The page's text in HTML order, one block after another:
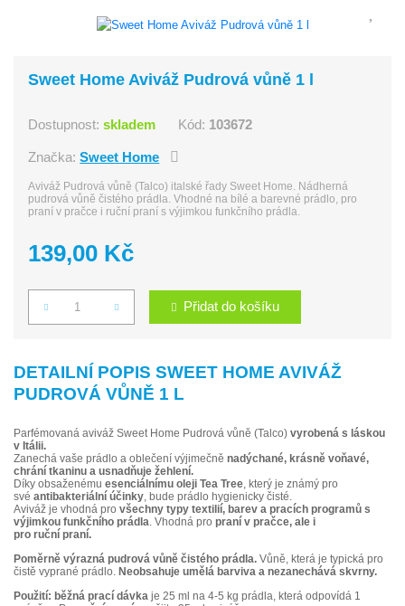
Sweet Home Aviváž Pudrová vůně 1 l
Dostupnost:skladem Kód: 103672
Značka:Sweet Home
Aviváž Pudrová vůně (Talco) italské řady Sweet Home. Nádherná
pudrová vůně čistého prádla. Vhodné na bílé a barevné prádlo, pro
praní v pračce i ruční praní s výjimkou funkčního prádla.
139,00 Kč
Počet Přidat do košíku
DETAILNÍ POPIS SWEET HOME AVIVÁŽ
PUDROVÁ VŮNĚ 1 L
Parfémovaná aviváž Sweet Home Pudrová vůně (Talco) vyrobená s láskou
v Itálii.
Zanechá vaše prádlo a oblečení výjimečně nadýchané, krásně voňavé,
chrání tkaninu a usnadňuje žehlení.
Díky obsaženému esenciálnímu oleji Tea Tree, který je známý pro
své antibakteriální účinky, bude prádlo hygienicky čisté.
Aviváž je vhodná pro všechny typy textilií, barev a pracích programů s
výjimkou funkčního prádla. Vhodná pro praní v pračce, ale i
pro ruční praní.
Poměrně výrazná pudrová vůně čistého prádla. Vůně, která je typická pro
čistě vyprané prádlo. Neobsahuje umělá barviva a nezanechává skvrny.
Použití: běžná prací dávka je 25 ml na 4-5 kg prádla, která odpovídá 1